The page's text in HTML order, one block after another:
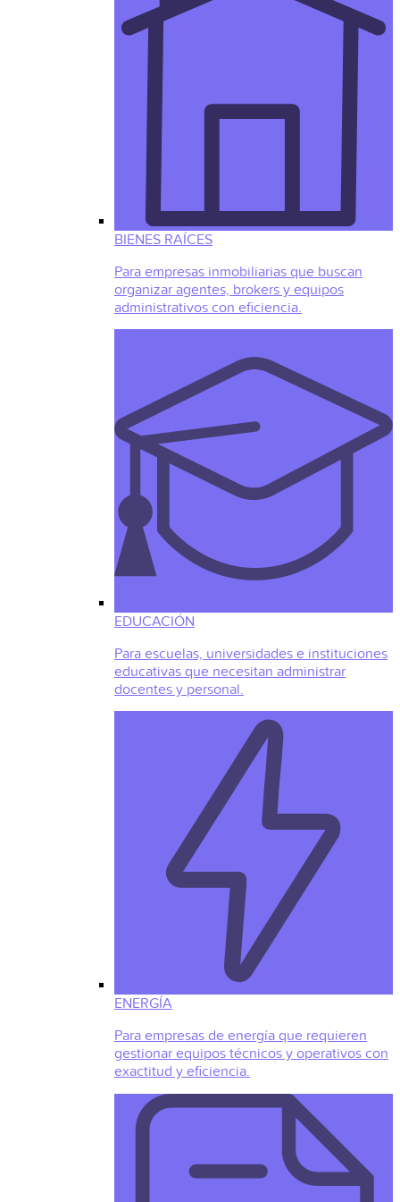
BIENES RAÍCES
Para empresas inmobiliarias que buscan
organizar agentes, brokers y equipos
administrativos con eficiencia.
EDUCACIÓN
Para escuelas, universidades e instituciones
educativas que necesitan administrar
docentes y personal.
ENERGÍA
Para empresas de energía que requieren
gestionar equipos técnicos y operativos con
exactitud y eficiencia.